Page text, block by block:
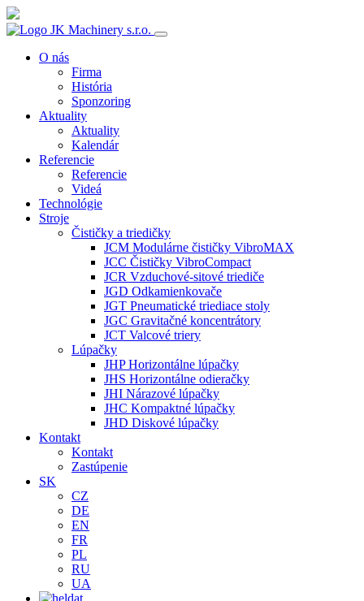
O nás
Firma
História
Sponzoring
Aktuality
Aktuality
Kalendár
Referencie
Referencie
Videá
Technológie
Stroje
Čističky a triedičky
JCM Modulárne čističky VibroMAX
JCC Čističky VibroCompact
JCR Vzduchové-sitové triediče
JGD Odkamienkovače
JGT Pneumatické triediace stoly
JGC Gravitačné koncentrátory
JCT Valcové triery
Lúpačky
JHP Horizontálne lúpačky
JHS Horizontálne odieračky
JHI Nárazové lúpačky
JHC Kompaktné lúpačky
JHD Diskové lúpačky
Kontakt
Kontakt
Zastúpenie
SK
CZ
DE
EN
FR
PL
RU
UA